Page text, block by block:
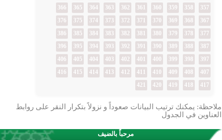
357
358
359
360
361
362
363
364
365
366
367
368
369
370
371
372
373
374
375
376
377
378
379
380
381
382
383
384
385
386
387
388
389
390
391
392
393
394
395
396
397
398
399
400
401
402
403
404
405
406
407
408
409
410
411
412
413
414
415
416
417
418
419
420
421
ملاحظة: يمكنك ترتيب البيانات صعوداً و نزولاً بتكرار النقر على روابط
العناوين في الجدول
مرحباً بالضيف